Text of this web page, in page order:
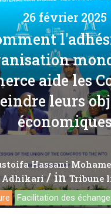
26 février 2025
aide les
leurs
Hassani
Adhikari / in Tribune
Facilitation des